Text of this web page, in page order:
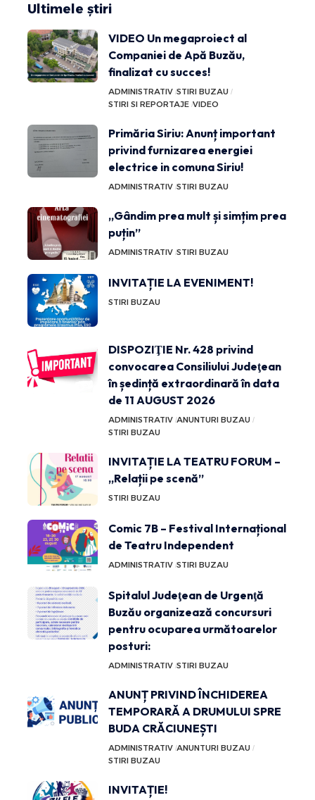
Ultimele știri
VIDEO Un megaproiect al
Companiei de Apă Buzău,
finalizat cu succes!
ADMINISTRATIV STIRI BUZAU
STIRI SI REPORTAJE VIDEO
Primăria Siriu: Anunț important
privind furnizarea energiei
electrice in comuna Siriu!
ADMINISTRATIV STIRI BUZAU
„Gândim prea mult și simțim prea
puțin”
ADMINISTRATIV STIRI BUZAU
INVITAȚIE LA EVENIMENT!
STIRI BUZAU
DISPOZIŢIE Nr. 428 privind
convocarea Consiliului Judeţean
în ședință extraordinară în data
de 11 AUGUST 2026
ADMINISTRATIV ANUNTURI BUZAU
STIRI BUZAU
INVITAȚIE LA TEATRU FORUM –
„Relații pe scenă”
STIRI BUZAU
Comic 7B – Festival Internațional
de Teatru Independent
ADMINISTRATIV STIRI BUZAU
Spitalul Judeţean de Urgenţă
Buzău organizează concursuri
pentru ocuparea următoarelor
posturi:
ADMINISTRATIV STIRI BUZAU
ANUNȚ PRIVIND ÎNCHIDEREA
TEMPORARĂ A DRUMULUI SPRE
BUDA CRĂCIUNEȘTI
ADMINISTRATIV ANUNTURI BUZAU
STIRI BUZAU
INVITAȚIE!